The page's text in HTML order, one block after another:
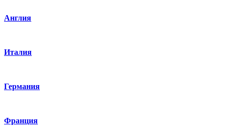
Англия
Италия
Германия
Франция